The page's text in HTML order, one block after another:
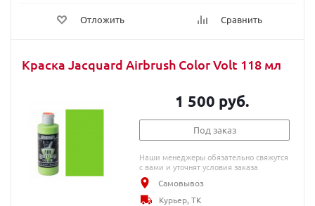
Отложить Сравнить
Краска Jacquard Airbrush Color Volt 118 мл
1 500 руб.
Под заказ
Наши менеджеры обязательно свяжутся
с вами и уточнят условия заказа
Самовывоз
Курьер, ТК